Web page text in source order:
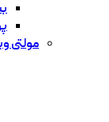
مولتی